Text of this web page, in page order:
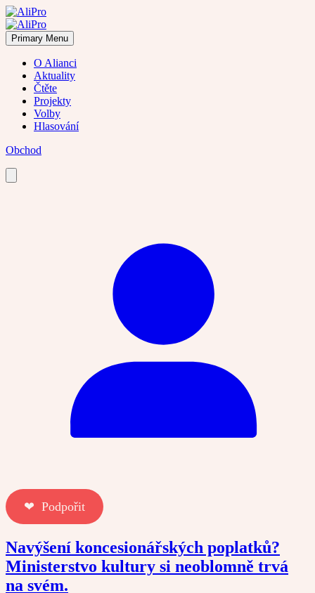
Skip
to
content
Primary Menu
O Alianci
Aktuality
Čtěte
Projekty
Volby
Hlasování
Obchod
❤︎ Podpořit
Navýšení koncesionářských poplatků?
Ministerstvo kultury si neoblomně trvá
na svém.